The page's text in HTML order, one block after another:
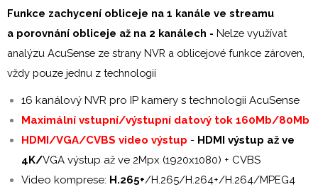
Funkce zachycení obliceje na 1 kanále ve streamu
a porovnání obliceje až na 2 kanálech - Nelze využívat
analýzu AcuSense ze strany NVR a oblicejové funkce zároven,
vždy pouze jednu z technologií
16 kanálový NVR pro IP kamery s technologii AcuSense
Maximální vstupní/výstupní datový tok 160Mb/80Mb
HDMI/VGA/CVBS video výstup - HDMI výstup až ve
4K/VGA výstup až ve 2Mpx (1920x1080) + CVBS
Video komprese: H.265+/H.265/H.264+/H.264/MPEG4